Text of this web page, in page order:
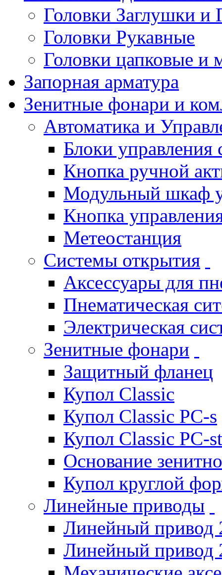
Головки Заглушки и
Головки Рукавные
Головки цапковые и
Запорная арматура
Зенитные фонари и
Автоматика и
Блоки
Кнопка ручной
Модульный шкаф
Кнопка
Метеостанция
Системы открытия
Аксессуары для
Пнематическая
Электрическая
Зенитные фонари
Защитный фланец
Купол Classic
Купол Classic PC-s
Купол Classic PC-st
Основание
Купол круглой
Линейные приводы
Линейный привод
Линейный привод